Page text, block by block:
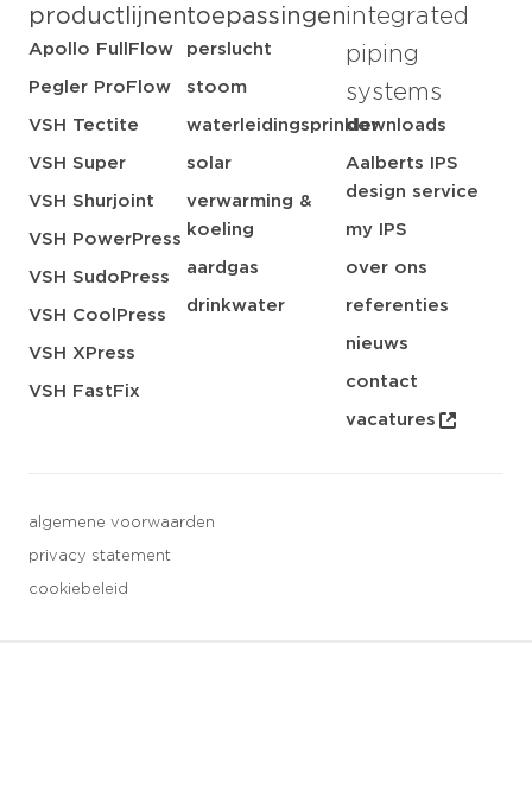
productlijnen
Apollo FullFlow
Pegler ProFlow
VSH Tectite
VSH Super
VSH Shurjoint
VSH PowerPress
VSH SudoPress
VSH CoolPress
VSH XPress
VSH FastFix
toepassingen
perslucht
stoom
waterleidingsprinkler
solar
verwarming &
koeling
aardgas
drinkwater
integrated
piping
systems
downloads
Aalberts IPS
design service
my IPS
over ons
referenties
nieuws
contact
vacatures
algemene voorwaarden
privacy statement
cookiebeleid